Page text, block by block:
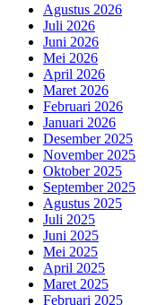
Agustus 2026
Juli 2026
Juni 2026
Mei 2026
April 2026
Maret 2026
Februari 2026
Januari 2026
Desember 2025
November 2025
Oktober 2025
September 2025
Agustus 2025
Juli 2025
Juni 2025
Mei 2025
April 2025
Maret 2025
Februari 2025